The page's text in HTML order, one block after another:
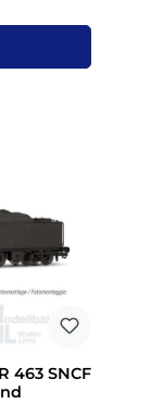
463 SNCF